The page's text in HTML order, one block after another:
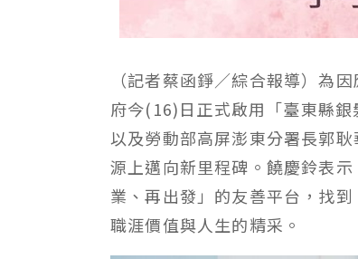
（記者蔡函錚／綜合報導）為
府今(16)日正式啟用「臺東縣
以及勞動部高屏澎東分署長郭
源上邁向新里程碑。饒慶鈴表
業、再出發」的友善平台，找
職涯價值與人生的精采。